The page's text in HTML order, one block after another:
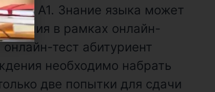
A1. Знание языка может
в рамках онлайн-
тест абитуриент
необходимо набрать
две попытки для сдачи